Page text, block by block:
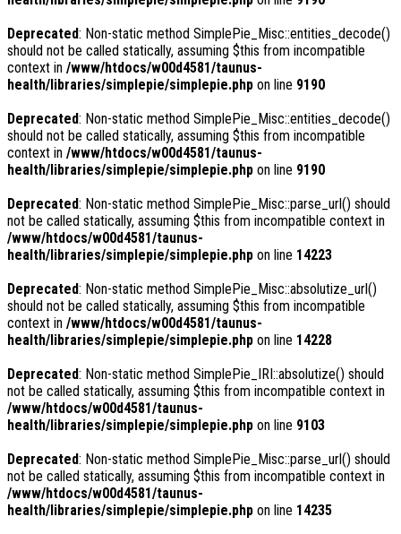
Deprecated: Non-static method SimplePie_Misc::entities_decode()
should not be called statically, assuming $this from incompatible
context in /www/htdocs/w00d4581/taunus-
health/libraries/simplepie/simplepie.php on line 9190
Deprecated: Non-static method SimplePie_Misc::entities_decode()
should not be called statically, assuming $this from incompatible
context in /www/htdocs/w00d4581/taunus-
health/libraries/simplepie/simplepie.php on line 9190
Deprecated: Non-static method SimplePie_Misc::parse_url() should
not be called statically, assuming $this from incompatible context in
/www/htdocs/w00d4581/taunus-
health/libraries/simplepie/simplepie.php on line 14223
Deprecated: Non-static method SimplePie_Misc::absolutize_url()
should not be called statically, assuming $this from incompatible
context in /www/htdocs/w00d4581/taunus-
health/libraries/simplepie/simplepie.php on line 14228
Deprecated: Non-static method SimplePie_IRI::absolutize() should
not be called statically, assuming $this from incompatible context in
/www/htdocs/w00d4581/taunus-
health/libraries/simplepie/simplepie.php on line 9103
Deprecated: Non-static method SimplePie_Misc::parse_url() should
not be called statically, assuming $this from incompatible context in
/www/htdocs/w00d4581/taunus-
health/libraries/simplepie/simplepie.php on line 14235